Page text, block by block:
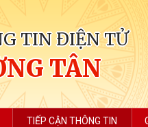
TIN ĐIỆN TỬ
TÂN
TIẾP CẬN THÔNG TIN